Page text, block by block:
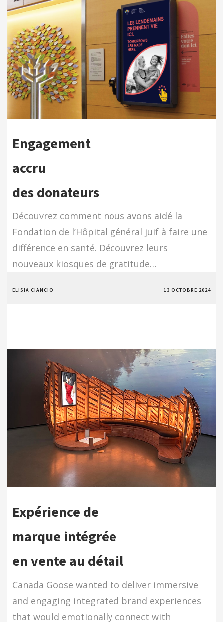
Engagement
accru
des donateurs
Découvrez comment nous avons aidé la
Fondation de l’Hôpital général juif à faire une
différence en santé. Découvrez leurs
nouveaux kiosques de gratitude…
ELISIA CIANCIO 13 OCTOBRE 2024
Expérience de
marque intégrée
en vente au détail
Canada Goose wanted to deliver immersive
and engaging integrated brand experiences
that would emotionally connect with